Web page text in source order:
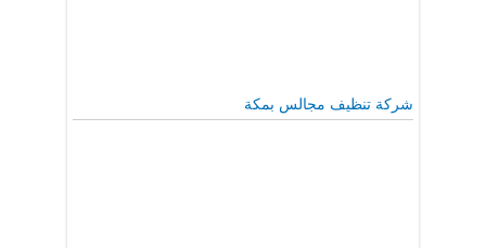
شركة تنظيف مجالس بمكة